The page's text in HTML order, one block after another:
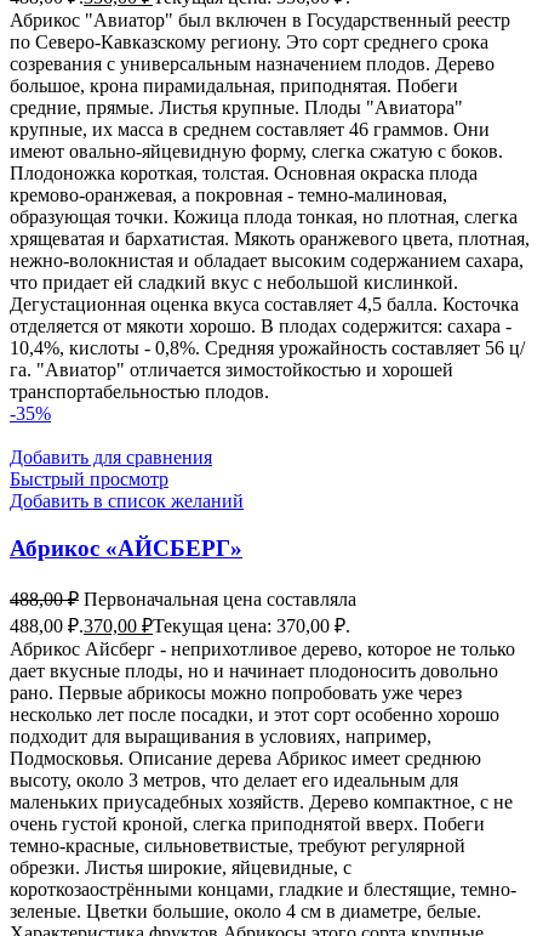
Абрикос "Авиатор" был включен в Государственный реестр
по Северо-Кавказскому региону. Это сорт среднего срока
созревания с универсальным назначением плодов. Дерево
большое, крона пирамидальная, приподнятая. Побеги
средние, прямые. Листья крупные. Плоды "Авиатора"
крупные, их масса в среднем составляет 46 граммов. Они
имеют овально-яйцевидную форму, слегка сжатую с боков.
Плодоножка короткая, толстая. Основная окраска плода
кремово-оранжевая, а покровная - темно-малиновая,
образующая точки. Кожица плода тонкая, но плотная, слегка
хрящеватая и бархатистая. Мякоть оранжевого цвета, плотная,
нежно-волокнистая и обладает высоким содержанием сахара,
что придает ей сладкий вкус с небольшой кислинкой.
Дегустационная оценка вкуса составляет 4,5 балла. Косточка
отделяется от мякоти хорошо. В плодах содержится: сахара -
10,4%, кислоты - 0,8%. Средняя урожайность составляет 56 ц/
га. "Авиатор" отличается зимостойкостью и хорошей
транспортабельностью плодов.
-35%
Добавить для сравнения
Быстрый просмотр
Добавить в список желаний
Абрикос «АЙСБЕРГ»
488,00₽ Первоначальная цена составляла
488,00 ₽.370,00 ₽Текущая цена: 370,00 ₽.
Абрикос Айсберг - неприхотливое дерево, которое не только
дает вкусные плоды, но и начинает плодоносить довольно
рано. Первые абрикосы можно попробовать уже через
несколько лет после посадки, и этот сорт особенно хорошо
подходит для выращивания в условиях, например,
Подмосковья. Описание дерева Абрикос имеет среднюю
высоту, около 3 метров, что делает его идеальным для
маленьких приусадебных хозяйств. Дерево компактное, с не
очень густой кроной, слегка приподнятой вверх. Побеги
темно-красные, сильноветвистые, требуют регулярной
обрезки. Листья широкие, яйцевидные, с
короткозаострёнными концами, гладкие и блестящие, темно-
зеленые. Цветки большие, около 4 см в диаметре, белые.